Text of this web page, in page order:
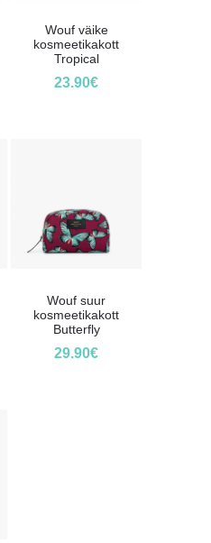
Wouf väike
kosmeetikakott
Tropical
23.90€
Wouf suur
kosmeetikakott
Butterfly
29.90€